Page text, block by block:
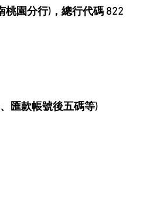
桃園分行)，總行代碼 822
匯款帳號後五碼等)